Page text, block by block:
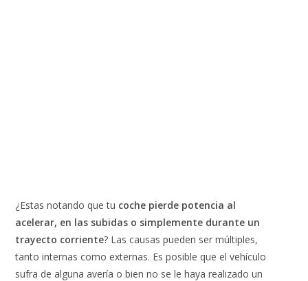
¿Estas notando que tu coche pierde potencia al
acelerar, en las subidas o simplemente durante un
trayecto corriente? Las causas pueden ser múltiples,
tanto internas como externas. Es posible que el vehículo
sufra de alguna avería o bien no se le haya realizado un